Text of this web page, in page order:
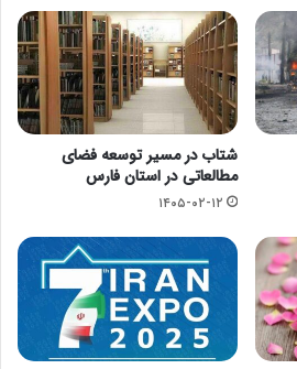
شتاب در مسیر توسعه فضای
مطالعاتی در استان فارس
۱۴۰۵-۰۲-۱۲